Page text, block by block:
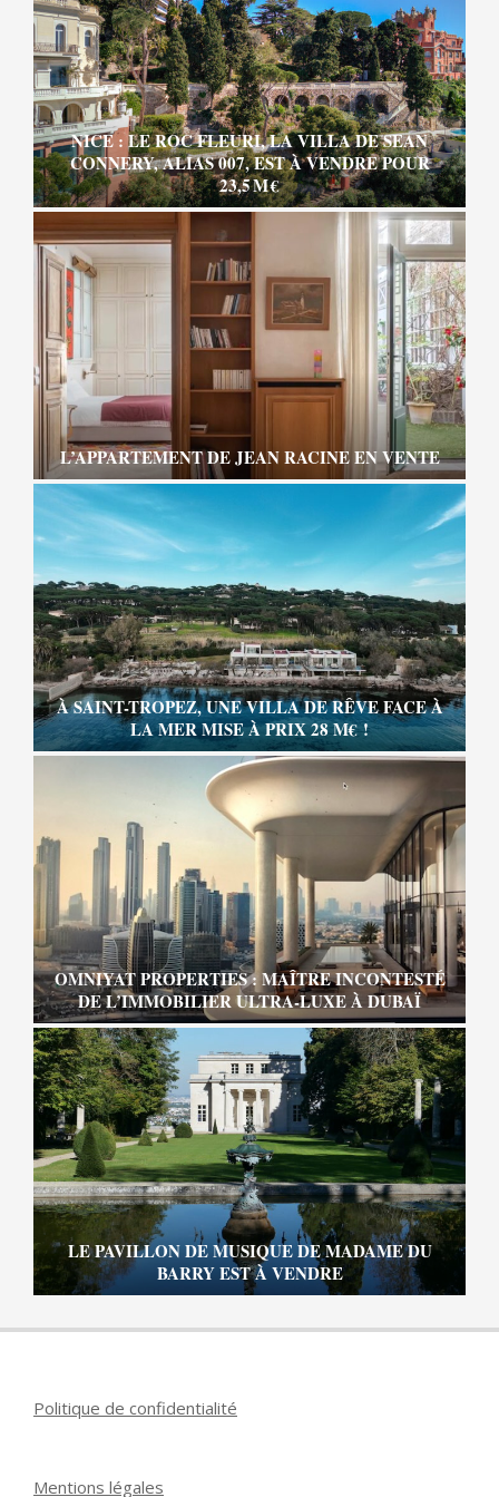
NICE : LE ROC FLEURI, LA VILLA DE SEAN
CONNERY, ALIAS 007, EST À VENDRE POUR
23,5 M €
L’APPARTEMENT DE JEAN RACINE EN VENTE
À SAINT-TROPEZ, UNE VILLA DE RÊVE FACE À
LA MER MISE À PRIX 28 M€ !
OMNIYAT PROPERTIES : MAÎTRE INCONTESTÉ
DE L’IMMOBILIER ULTRA-LUXE À DUBAÏ
LE PAVILLON DE MUSIQUE DE MADAME DU
BARRY EST À VENDRE
Politique de confidentialité
Mentions légales